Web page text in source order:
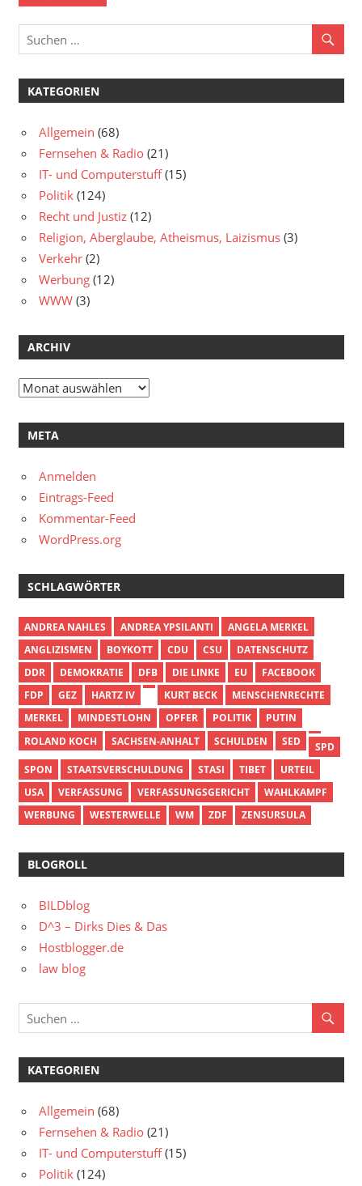
KATEGORIEN
Allgemein (68)
Fernsehen & Radio (21)
IT- und Computerstuff(15)
Politik (124)
Recht und Justiz (12)
Religion, Aberglaube, Atheismus, Laizismus (3)
Verkehr (2)
Werbung (12)
WWW (3)
ARCHIV
Archiv
META
Anmelden
Eintrags-Feed
Kommentar-Feed
WordPress.org
SCHLAGWÖRTER
ANDREA NAHLES ANDREA YPSILANTI
ANGELA MERKEL
ANGLIZISMEN
BOYKOTT CDU CSU
DATENSCHUTZ
DDR
DEMOKRATIE DFB DIE LINKE EU
FACEBOOK
FDP
GEZ HARTZ IV KURT BECK
MENSCHENRECHTE
MERKEL
MINDESTLOHN OPFER POLITIK
PUTIN
ROLAND KOCH
SACHSEN-ANHALT SCHULDEN SED
SPD
SPON
STAATSVERSCHULDUNG STASI TIBET
URTEIL
USA
VERFASSUNG VERFASSUNGSGERICHT
WAHLKAMPF
WERBUNG
WESTERWELLE WM ZDF ZENSURSULA
BLOGROLL
BILDblog
D^3 – Dirks Dies & Das
Hostblogger.de
law blog
KATEGORIEN
Allgemein (68)
Fernsehen & Radio (21)
IT- und Computerstuff(15)
Politik (124)